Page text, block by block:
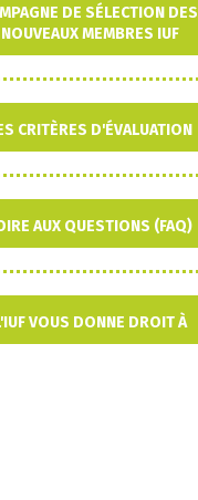
DE SÉLECTION DES
NOUVEAUX MEMBRES IUF
CRITÈRES D'ÉVALUATION
AUX QUESTIONS (FAQ)
VOUS DONNE DROIT À